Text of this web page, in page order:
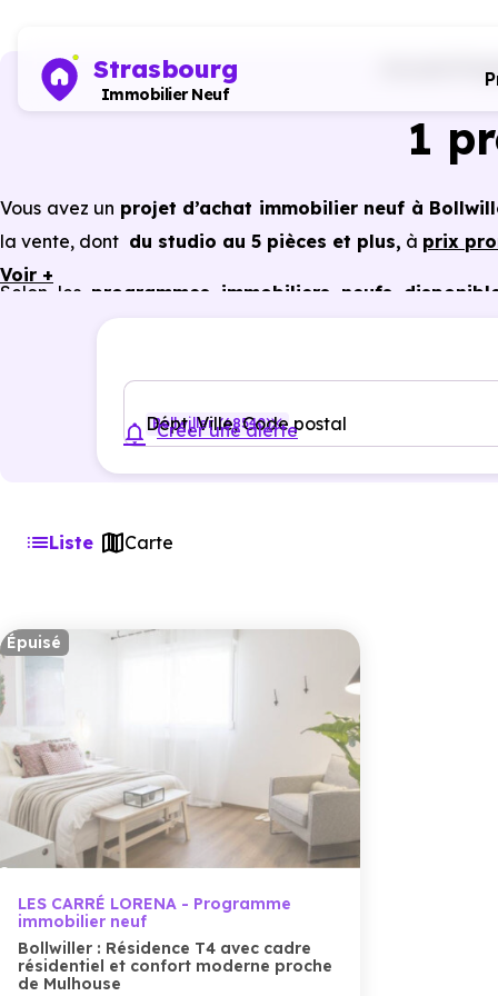
Strasbourg
Immobilier Neuf
1
Vous avez un projet d’achat immobilier neuf à
la vente, dont du studio au 5 pièces et plus, à prix
Selon les programmes immobiliers neufs
Voir +
Dépt, Ville, Code postal
Bollwiller (68540)
Créer une alerte
Liste Carte
Épuisé
LES CARRÉ LORENA - Programme
immobilier neuf
Bollwiller : Résidence T4 avec cadre
résidentiel et confort moderne proche
de Mulhouse